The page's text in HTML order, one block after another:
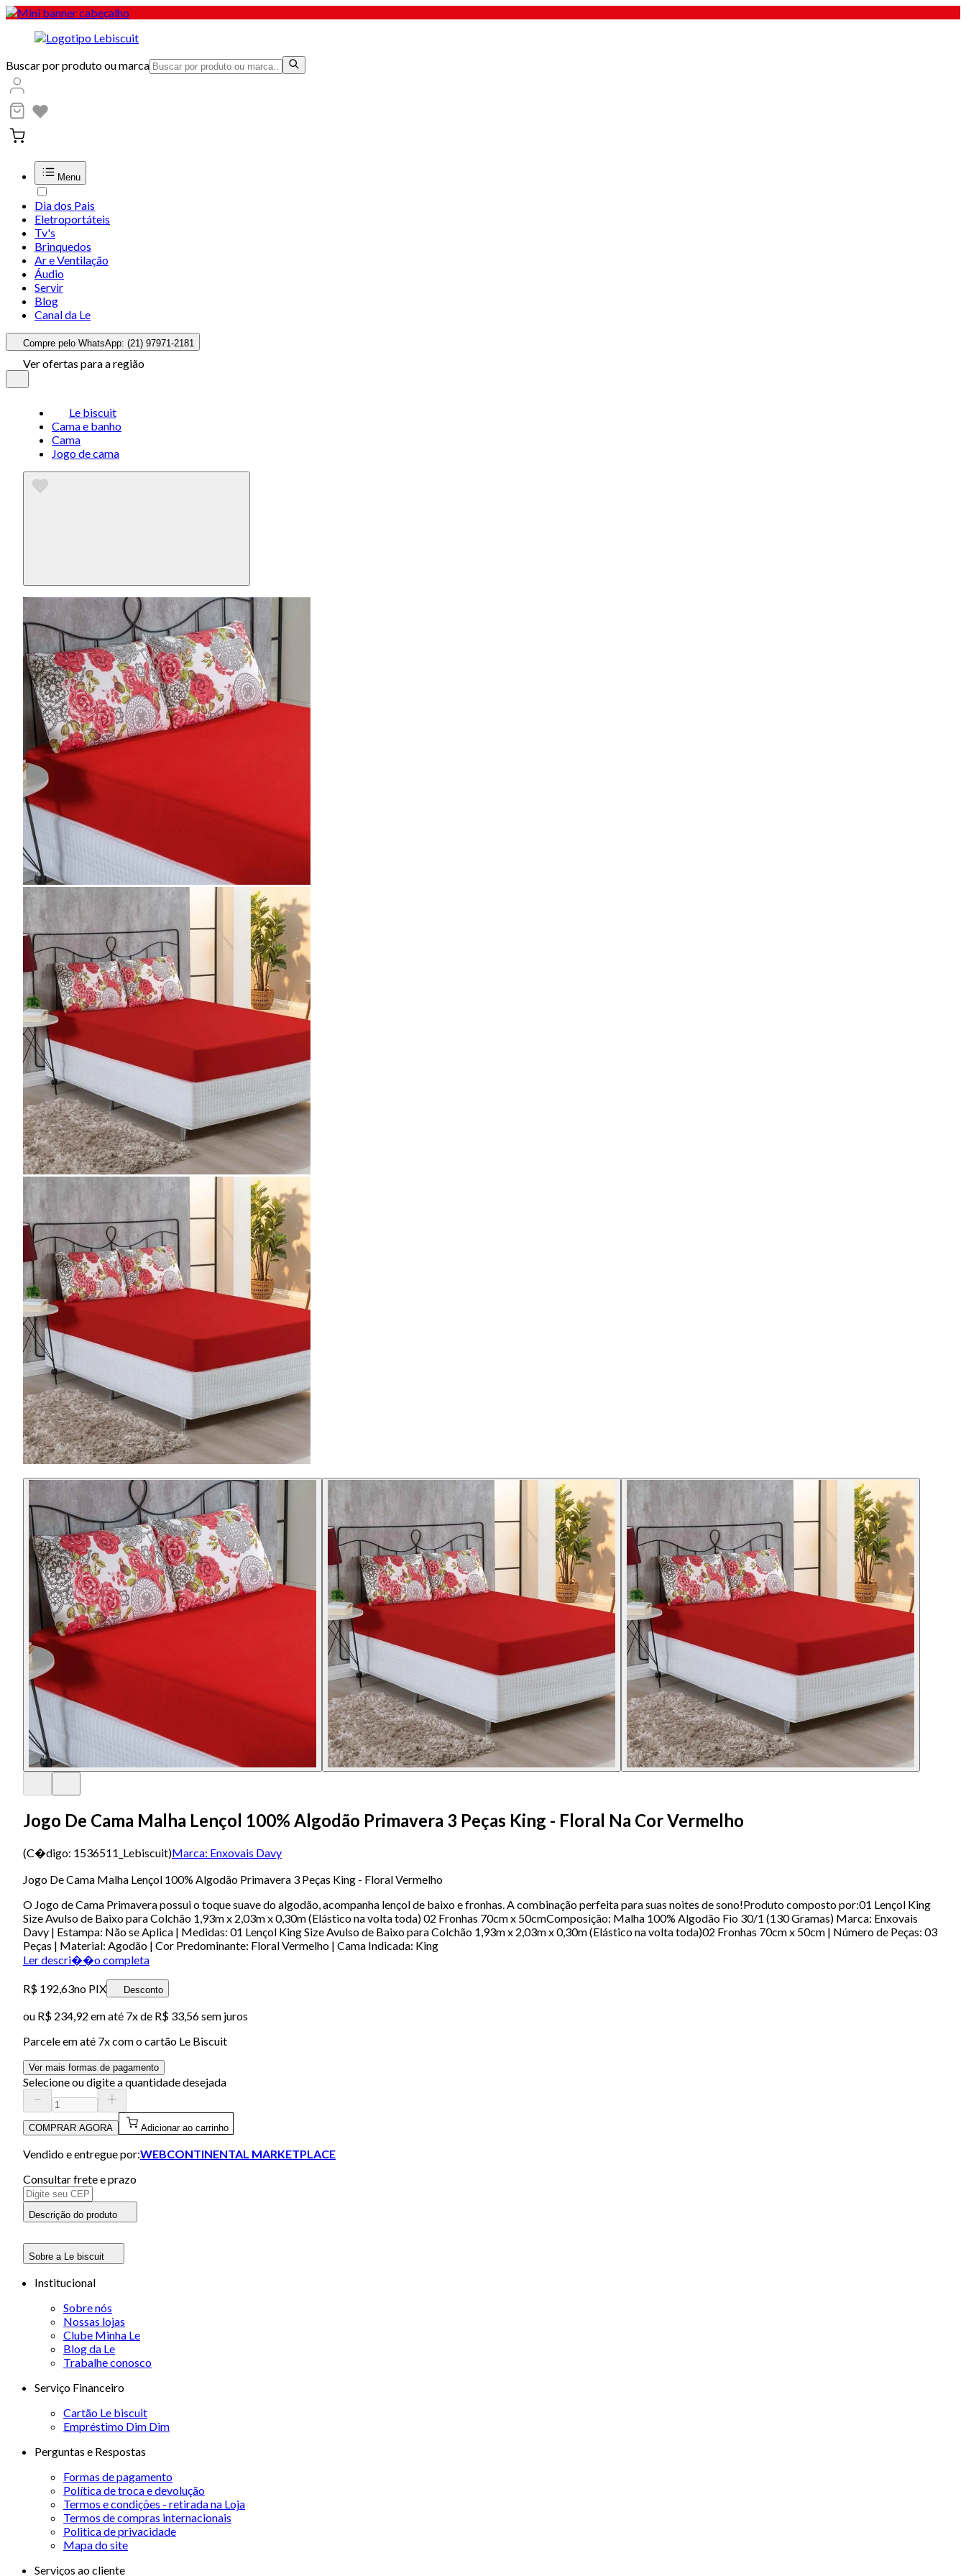
Buscar por produto ou marca
Menu
Dia dos Pais
Eletroportáteis
Tv's
Brinquedos
Ar e Ventilação
Áudio
Servir
Blog
Canal da Le
Compre pelo WhatsApp: (21) 97971-2181
Ver ofertas para a região
Le biscuit
Cama e banho
Cama
Jogo de cama
Jogo De Cama Malha Lençol 100% Algodão Primavera 3 Peças King - Floral Na Cor Vermelho
(C�digo: 1536511_Lebiscuit)Marca: Enxovais Davy
Jogo De Cama Malha Lençol 100% Algodão Primavera 3 Peças King - Floral Vermelho
O Jogo de Cama Primavera possui o toque suave do algodão, acompanha lençol de baixo e fronhas. A combinação perfeita para suas noites de sono!Produto composto por:01 Lençol King
Size Avulso de Baixo para Colchão 1,93m x 2,03m x 0,30m (Elástico na volta toda) 02 Fronhas 70cm x 50cmComposição: Malha 100% Algodão Fio 30/1 (130 Gramas) Marca: Enxovais
Davy | Estampa: Não se Aplica | Medidas: 01 Lençol King Size Avulso de Baixo para Colchão 1,93m x 2,03m x 0,30m (Elástico na volta toda)02 Fronhas 70cm x 50cm | Número de Peças: 03
Peças | Material: Agodão | Cor Predominante: Floral Vermelho | Cama Indicada: King
Ler descri��o completa
R$ 192,63no PIX Desconto
ou R$ 234,92 em até 7x de R$ 33,56 sem juros
Parcele em até 7x com o cartão Le Biscuit
Ver mais formas de pagamento
Selecione ou digite a quantidade desejada
COMPRAR AGORA Adicionar ao carrinho
Vendido e entregue por:WEBCONTINENTAL MARKETPLACE
Consultar frete e prazo
Descrição do produto
Sobre a Le biscuit
Institucional
Sobre nós
Nossas lojas
Clube Minha Le
Blog da Le
Trabalhe conosco
Serviço Financeiro
Cartão Le biscuit
Empréstimo Dim Dim
Perguntas e Respostas
Formas de pagamento
Política de troca e devolução
Termos e condições - retirada na Loja
Termos de compras internacionais
Politica de privacidade
Mapa do site
Serviços ao cliente